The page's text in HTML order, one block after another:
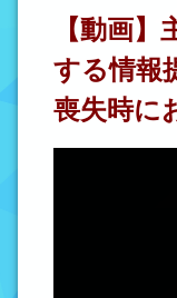
法律を勉強しよう
司法書士資格者
【動画
する情報
喪失時に